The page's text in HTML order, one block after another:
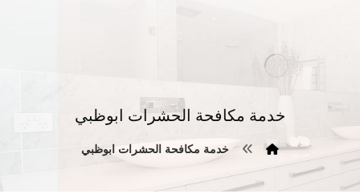
خدمة مكافحة الحشرات ابوظبي
خدمة مكافحة الحشرات ابوظبي